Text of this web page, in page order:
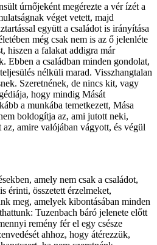
úrnőjeként megérezte a vér ízét a
véget vetett, majd
együtt a családot is irányítása
még csak nem is az ő jelenléte
hiszen a falakat addigra már
Ebben a családban minden gondolat,
nélküli marad. Visszhangtalan
Szeretnének, de nincs kit, vagy
hogy mindig Mását
a munkába temetkezett, Mása
boldogítja az, ami jutott neki,
amire valójában vágyott, és végül
amely nem csak a családot,
érinti, összetett érzelmeket,
meg, amelyek kibontásában minden
Tuzenbach báró jelenete előtt
remény fér el egy csésze
ahhoz, hogy átérezzük,